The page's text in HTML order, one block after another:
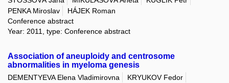
PENKA Miroslav
HÁJEK Roman
Conference abstract
Year: 2011, type: Conference abstract
Association of aneuploidy and centrosome
abnormalities in myeloma genesis
DEMENTYEVA Elena Vladimirovna
KRYUKOV Fedor